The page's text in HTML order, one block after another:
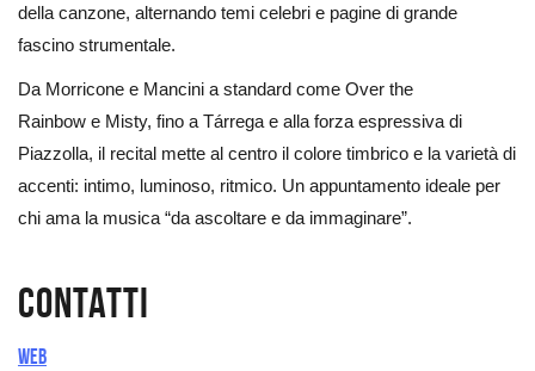
della canzone, alternando temi celebri e pagine di grande
fascino strumentale.
Da Morricone e Mancini a standard come Over the
Rainbow e Misty, fino a Tárrega e alla forza espressiva di
Piazzolla, il recital mette al centro il colore timbrico e la varietà di
accenti: intimo, luminoso, ritmico. Un appuntamento ideale per
chi ama la musica “da ascoltare e da immaginare”.
Contatti
Web